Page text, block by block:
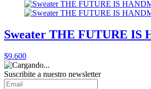
Sweater THE FUTURE IS
$9.600
Suscribite a nuestro newsletter